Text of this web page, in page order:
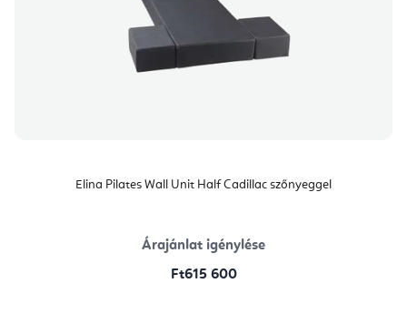
Elina Pilates Wall Unit Half Cadillac szőnyeggel
Árajánlat igénylése
Ft615 600